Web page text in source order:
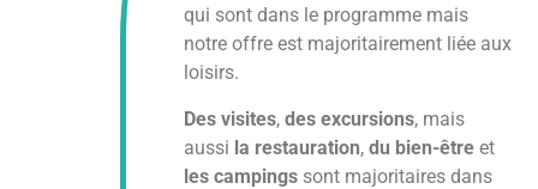
qui sont dans le programme mais
notre offre est majoritairement liée aux
loisirs.
Des visites, des excursions, mais
aussi la restauration, du bien-être et
les campings sont majoritaires dans